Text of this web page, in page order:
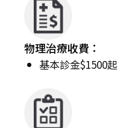
物理治療收費：
基本診金$1500起